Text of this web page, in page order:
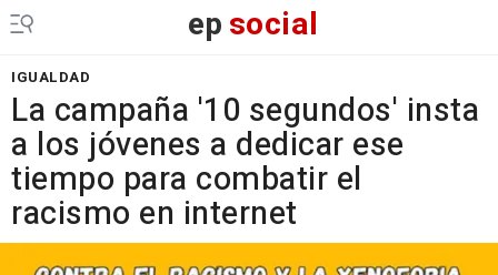
epsocial
IGUALDAD
La campaña '10 segundos' insta
a los jóvenes a dedicar ese
tiempo para combatir el
racismo en internet